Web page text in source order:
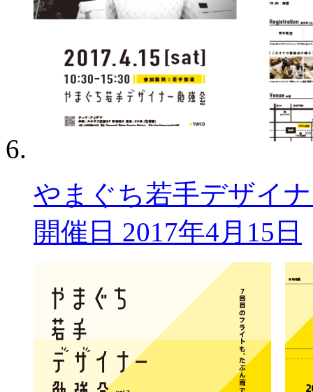
やまぐち若手デザイ
開催日 2017年4月15日